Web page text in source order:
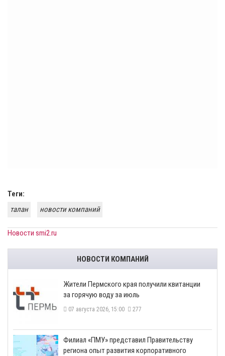
Теги:
талан
новости компаний
Новости smi2.ru
НОВОСТИ КОМПАНИЙ
​Жители Пермского края получили квитанции
за горячую воду за июль
07 августа 2026, 15:00 277
​Филиал «ПМУ» представил Правительству
региона опыт развития корпоративного